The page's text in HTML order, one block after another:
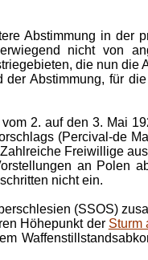
Abstimmung in der
nicht von
die nun die
Abstimmung, für
2. auf den 3. Mai
(Percival-de
Freiwillige
an Polen
nicht ein.
(SSOS)
Höhepunkt der Sturm